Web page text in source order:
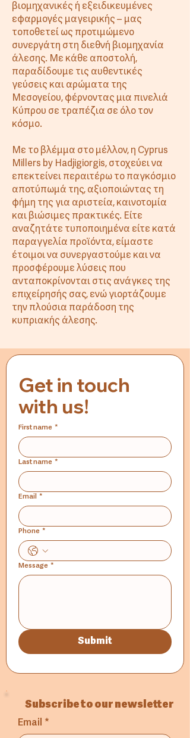
βιομηχανικές ή εξειδικευμένες
εφαρμογές μαγειρικής – μας
τοποθετεί ως προτιμώμενο
συνεργάτη στη διεθνή βιομηχανία
άλεσης. Με κάθε αποστολή,
παραδίδουμε τις αυθεντικές
γεύσεις και αρώματα της
Μεσογείου, φέρνοντας μια πινελιά
Κύπρου σε τραπέζια σε όλο τον
κόσμο.
Με το βλέμμα στο μέλλον, η Cyprus
Millers by Hadjigiorgis, στοχεύει να
επεκτείνει περαιτέρω το παγκόσμιο
αποτύπωμά της, αξιοποιώντας τη
φήμη της για αριστεία, καινοτομία
και βιώσιμες πρακτικές. Είτε
αναζητάτε τυποποιημένα είτε κατά
παραγγελία προϊόντα, είμαστε
έτοιμοι να συνεργαστούμε και να
προσφέρουμε λύσεις που
ανταποκρίνονται στις ανάγκες της
επιχείρησής σας, ενώ γιορτάζουμε
την πλούσια παράδοση της
κυπριακής άλεσης.
Get in touch
with us!
First name *
Last name *
Email *
Phone *
Message *
Submit
Email *
Subscribe to our newsletter